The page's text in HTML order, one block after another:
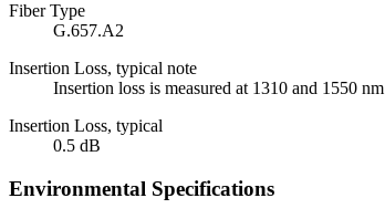
Fiber Type
G.657.A2
Insertion Loss, typical note
Insertion loss is measured at 1310 and 1550 nm
Insertion Loss, typical
0.5 dB
Environmental Specifications